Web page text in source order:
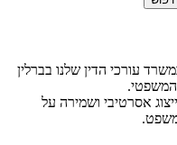
עורכי הדין שלנו בברלין
המשפטי.
אסרטיבי ושמירה על